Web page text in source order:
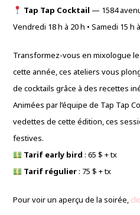
Tap Tap Cocktail — 1584
Vendredi 18 h à 20 h • Samedi 15 h
Transformez-vous en mixologue
cette année, ces ateliers vous
de cocktails grâce à des recettes
Animées par l’équipe de Tap Tap
vedettes de cette édition, ces
festives.
Tarif early bird : 65 $ + tx
Tarif régulier: 75 $ + tx
Pour voir un aperçu de la soirée,